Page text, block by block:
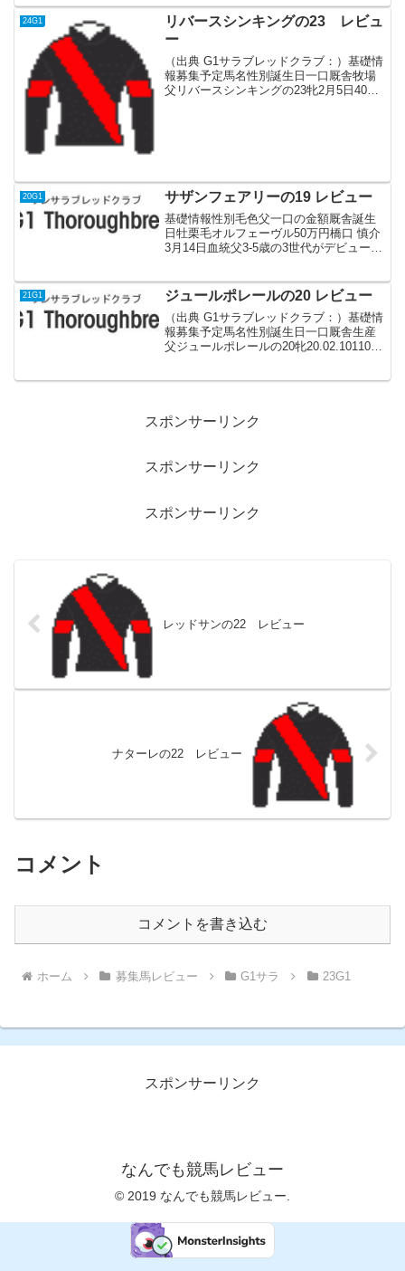
24G1
リバースシンキングの23 レビュ
ー
（出典 G1サラブレッドクラブ：）基礎情
報募集予定馬名性別誕生日一口厩舎牧場
父リバースシンキングの23牝2月5日40西
20G1 サザンフェアリーの19 レビュー
基礎情報性別毛色父一口の金額厩舎誕生
日牡栗毛オルフェーヴル50万円橋口 慎介
3月14日血統父3-5歳の3世代がデビュー。
つ。連対率はわずかにダートの方が良
く、下級条件のダ...
21G1 ジュールポレールの20 レビュー
（出典 G1サラブレッドクラブ：）基礎情
報募集予定馬名性別誕生日一口厩舎生産
父ジュールポレールの20牝20.02.10110万
スポンサーリンク
スポンサーリンク
スポンサーリンク
レッドサンの22 レビュー
ナターレの22 レビュー
コメント
コメントを書き込む
ホーム 募集馬レビュー G1サラ 23G1
スポンサーリンク
なんでも競馬レビュー
© 2019 なんでも競馬レビュー.